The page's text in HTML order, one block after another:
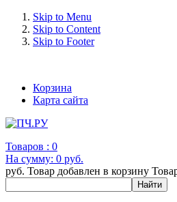
Skip to Menu
Skip to Content
Skip to Footer
Корзина
Карта сайта
Товаров : 0
На сумму: 0 руб.
руб. Товар добавлен в корзину